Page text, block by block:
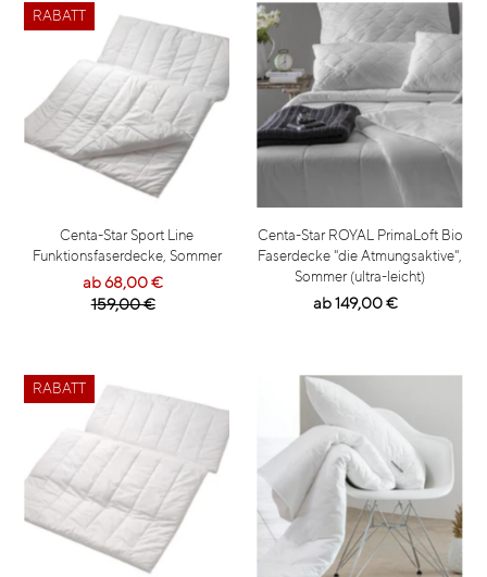
RABATT
Centa-Star Sport Line
Funktionsfaserdecke, Sommer
ab 68,00 €
159,00 €
Centa-Star ROYAL PrimaLoft Bio
Faserdecke "die Atmungsaktive",
Sommer (ultra-leicht)
ab 149,00 €
RABATT